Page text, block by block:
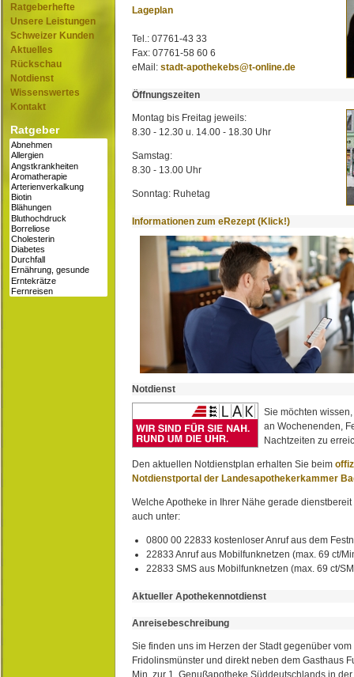
Ratgeberhefte
Unsere Leistungen
Schweizer Kunden
Aktuelles
Rückschau
Notdienst
Wissenswertes
Kontakt
Ratgeber
Lageplan
Tel.: 07761-43 33
Fax: 07761-58 60 6
eMail: stadt-apothekebs@t-online.de
Öffnungszeiten
Montag bis Freitag jeweils:
8.30 - 12.30 u. 14.00 - 18.30 Uhr
Samstag:
8.30 - 13.00 Uhr
Sonntag: Ruhetag
Informationen zum eRezept (Klick!)
Notdienst
Sie möchten
an Wochenenden,
Nachtzeiten zu
Den aktuellen Notdienstplan erhalten Sie beim
Notdienstportal der Landesapothekerkammer
Welche Apotheke in Ihrer Nähe gerade
auch unter:
0800 00 22833 kostenloser Anruf aus dem
22833 Anruf aus Mobilfunknetzen (max. 69 ct/
22833 SMS aus Mobilfunknetzen (max. 69 ct/
Aktueller Apothekennotdienst
Anreisebeschreibung
Sie finden uns im Herzen der Stadt gegenüber
Fridolinsmünster und direkt neben dem Gasthaus
Min. zur 1. Genußapotheke Süddeutschlands in